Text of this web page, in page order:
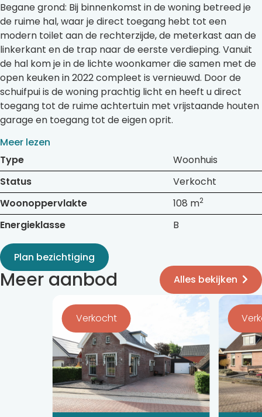
Begane grond: Bij binnenkomst in de woning betreed je
de ruime hal, waar je direct toegang hebt tot een
modern toilet aan de rechterzijde, de meterkast aan de
linkerkant en de trap naar de eerste verdieping. Vanuit
de hal kom je in de lichte woonkamer die samen met de
open keuken in 2022 compleet is vernieuwd. Door de
schuifpui is de woning prachtig licht en heeft u direct
toegang tot de ruime achtertuin met vrijstaande houten
garage en toegang tot de eigen oprit.
Meer lezen
Type
Woonhuis
Status
Verkocht
Woonoppervlakte
108 m2
Energieklasse B
Plan bezichtiging
Meer aanbod
Alles bekijken
Bekijk
de
detail
pagina
van
Achterwei
32
Verkocht
Bekijk
de
detail
pagina
van
Langdeel
28